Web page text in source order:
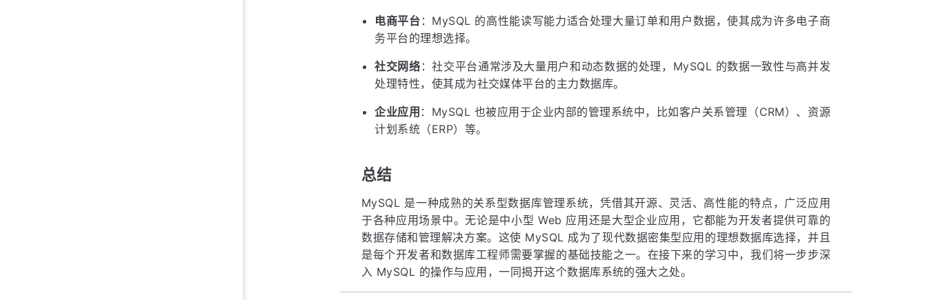
电商平台 ：MySQL 的高性能读写能力适合处理大量订单和用户数据，使其成为许多电子商
务平台的理想选择。
社交网络 ：社交平台通常涉及大量用户和动态数据的处理，MySQL 的数据一致性与高并发
处理特性，使其成为社交媒体平台的主力数据库。
企业应用 ：MySQL 也被应用于企业内部的管理系统中，比如客户关系管理（CRM）、资源
计划系统（ERP）等。
总结
MySQL 是一种成熟的关系型数据库管理系统，凭借其开源、灵活、高性能的特点，广泛应用
于各种应用场景中。无论是中小型 Web 应用还是大型企业应用，它都能为开发者提供可靠的
数据存储和管理解决方案。这使 MySQL 成为了现代数据密集型应用的理想数据库选择，并且
是每个开发者和数据库工程师需要掌握的基础技能之一。在接下来的学习中，我们将一步步深
入 MySQL 的操作与应用，一同揭开这个数据库系统的强大之处。